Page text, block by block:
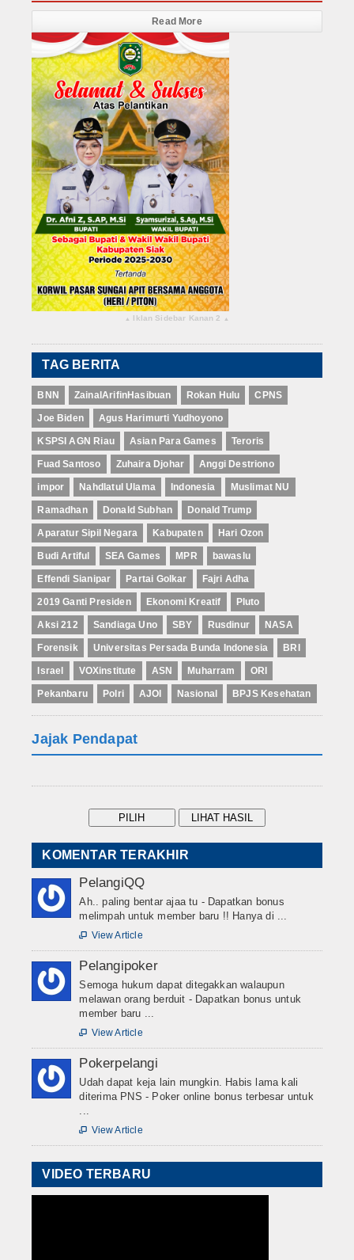
Read More
▴ Iklan Sidebar Kanan 2 ▴
TAG BERITA
BNN ZainalArifinHasibuan Rokan Hulu CPNS
Joe Biden Agus Harimurti Yudhoyono
KSPSI AGN Riau Asian Para Games Teroris
Fuad Santoso Zuhaira Djohar Anggi Destriono
impor Nahdlatul Ulama Indonesia Muslimat NU
Ramadhan Donald Subhan Donald Trump
Aparatur Sipil Negara Kabupaten Hari Ozon
Budi Artiful SEA Games MPR bawaslu
Effendi Sianipar Partai Golkar Fajri Adha
2019 Ganti Presiden Ekonomi Kreatif Pluto
Aksi 212 Sandiaga Uno SBY Rusdinur NASA
Forensik Universitas Persada Bunda Indonesia BRI
Israel VOXinstitute ASN Muharram ORI
Pekanbaru Polri AJOI Nasional BPJS Kesehatan
Jajak Pendapat
KOMENTAR TERAKHIR
PelangiQQ
Ah.. paling bentar ajaa tu - Dapatkan bonus
melimpah untuk member baru !! Hanya di ...
 View Article
Pelangipoker
Semoga hukum dapat ditegakkan walaupun
melawan orang berduit - Dapatkan bonus untuk
member baru ...
 View Article
Pokerpelangi
Udah dapat keja lain mungkin. Habis lama kali
diterima PNS - Poker online bonus terbesar untuk
...
 View Article
VIDEO TERBARU